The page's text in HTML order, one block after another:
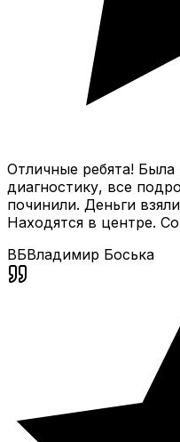
Отличные ребята!
диагностику, все
починили. Деньги
Находятся в центре.
ВБВладимир Боська